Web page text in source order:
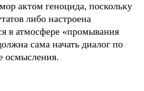
актом геноцида, поскольку
либо настроена
в атмосфере «промывания
сама начать диалог по
осмысления.